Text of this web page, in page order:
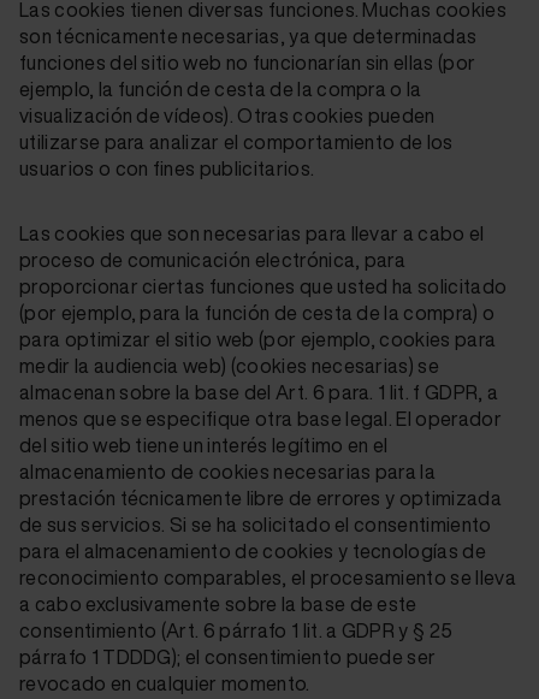
Las cookies tienen diversas funciones. Muchas cookies
son técnicamente necesarias, ya que determinadas
funciones del sitio web no funcionarían sin ellas (por
ejemplo, la función de cesta de la compra o la
visualización de vídeos). Otras cookies pueden
utilizarse para analizar el comportamiento de los
usuarios o con fines publicitarios.
Las cookies que son necesarias para llevar a cabo el
proceso de comunicación electrónica, para
proporcionar ciertas funciones que usted ha solicitado
(por ejemplo, para la función de cesta de la compra) o
para optimizar el sitio web (por ejemplo, cookies para
medir la audiencia web) (cookies necesarias) se
almacenan sobre la base del Art. 6 para. 1 lit. f GDPR, a
menos que se especifique otra base legal. El operador
del sitio web tiene un interés legítimo en el
almacenamiento de cookies necesarias para la
prestación técnicamente libre de errores y optimizada
de sus servicios. Si se ha solicitado el consentimiento
para el almacenamiento de cookies y tecnologías de
reconocimiento comparables, el procesamiento se lleva
a cabo exclusivamente sobre la base de este
consentimiento (Art. 6 párrafo 1 lit. a GDPR y § 25
párrafo 1 TDDDG); el consentimiento puede ser
revocado en cualquier momento.